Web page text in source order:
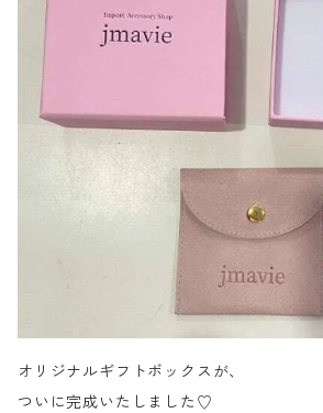
オリジナルギフトボックスが、
ついに完成いたしました♡